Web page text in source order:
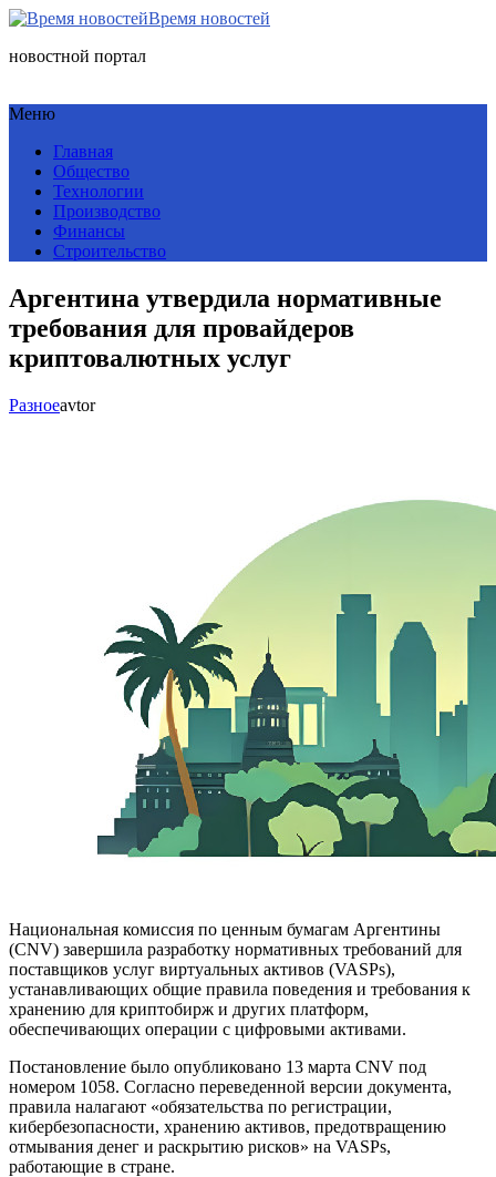
Время новостей
новостной портал
Меню
Главная
Общество
Технологии
Производство
Финансы
Строительство
Аргентина утвердила нормативные
требования для провайдеров
криптовалютных услуг
Разноеavtor
Национальная комиссия по ценным бумагам Аргентины
(CNV) завершила разработку нормативных требований для
поставщиков услуг виртуальных активов (VASPs),
устанавливающих общие правила поведения и требования к
хранению для криптобирж и других платформ,
обеспечивающих операции с цифровыми активами.
Постановление было опубликовано 13 марта CNV под
номером 1058. Согласно переведенной версии документа,
правила налагают «обязательства по регистрации,
кибербезопасности, хранению активов, предотвращению
отмывания денег и раскрытию рисков» на VASPs,
работающие в стране.